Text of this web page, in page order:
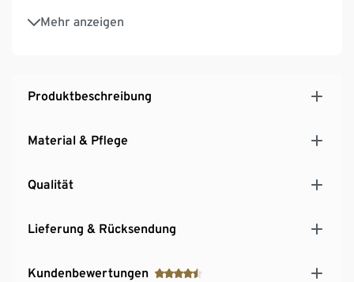
Mehr anzeigen
Weiche, anschmiegsame Single-Jersey-Qualität
Produktbeschreibung
Material & Pflege
Qualität
Lieferung & Rücksendung
Kundenbewertungen